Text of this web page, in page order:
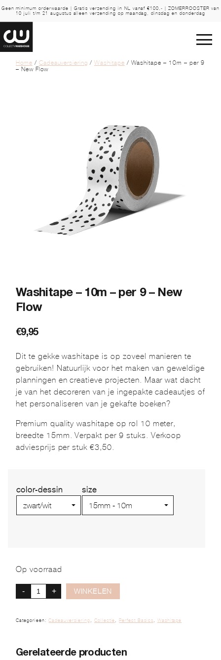
Geen minimum orderwaarde | Gratis verzending in NL vanaf €100,- | ZOMERROOSTER van
10 juli t/m 21 augustus alleen verzending op maandag, dinsdag en donderdag
Home / Cadeauversiering / Washitape / Washitape – 10m – per 9
– New Flow
Washitape – 10m – per 9 – New
Flow
€9,95
Dit te gekke washitape is op zoveel manieren te
gebruiken! Natuurlijk voor het maken van geweldige
planningen en creatieve projecten. Maar wat dacht
je van het decoreren van je ingepakte cadeautjes of
het personaliseren van je gekafte boeken?
Premium quality washitape op rol 10 meter,
breedte 15mm. Verpakt per 9 stuks. Verkoop
adviesprijs per stuk €3,50.
color-dessin size
Op voorraad
- + WINKELEN
Categorieën:Cadeauversiering , Collectie , Perfect Basics , Washitape
Gerelateerde producten